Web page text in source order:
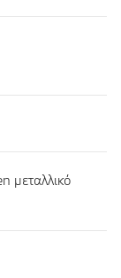
μεταλλικό